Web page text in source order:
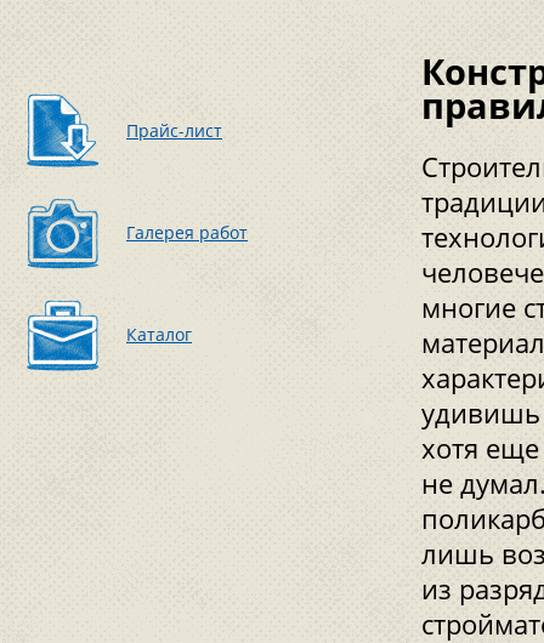
Прайс-лист
Галерея работ
Каталог
многие
удивишь
хотя еще
не
лишь
из